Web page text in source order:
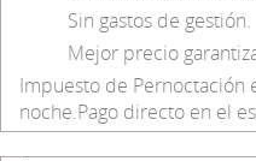
Sin gastos de gestión.
Mejor precio
Impuesto de Pernoctación
noche.Pago directo en el